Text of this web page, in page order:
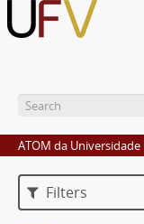
ATOM da Universidade
Filters